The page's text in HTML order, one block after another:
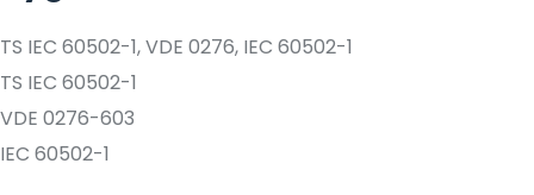
TS IEC 60502-1, VDE 0276, IEC 60502-1
TS IEC 60502-1
VDE 0276-603
IEC 60502-1